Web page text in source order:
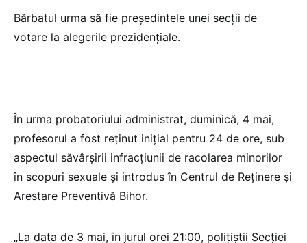
Bărbatul urma să fie președintele unei secții de
votare la alegerile prezidențiale.
În urma probatoriului administrat, duminică, 4 mai,
profesorul a fost reținut inițial pentru 24 de ore, sub
aspectul săvârșirii infracțiunii de racolarea minorilor
în scopuri sexuale și introdus în Centrul de Reținere și
Arestare Preventivă Bihor.
„La data de 3 mai, în jurul orei 21:00, polițiștii Secției